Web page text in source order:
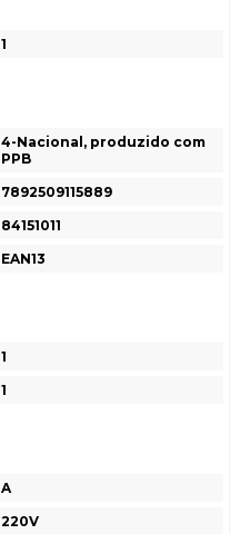
1
4-Nacional, produzido com
PPB
7892509115889
84151011
EAN13
1
1
A
220V